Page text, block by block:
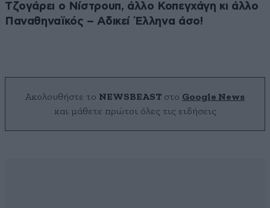
Τζογάρει ο Νίστρουπ, άλλο Κοπεγχάγη κι άλλο
Παναθηναϊκός – Αδικεί Έλληνα άσο!
Ακολουθήστε το NEWSBEAST στο Google News
και μάθετε πρώτοι όλες τις ειδήσεις